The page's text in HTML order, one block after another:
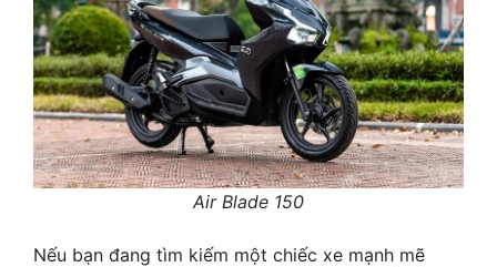
Air Blade 150
Nếu bạn đang tìm kiếm một chiếc xe mạnh mẽ